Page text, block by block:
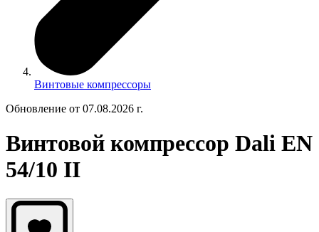
Винтовые компрессоры
Обновление от 07.08.2026 г.
Винтовой компрессор Dali EN
54/10 II